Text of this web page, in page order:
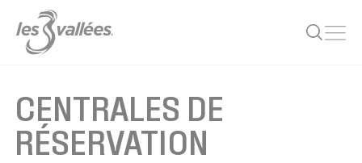
CENTRALES DE
RÉSERVATION